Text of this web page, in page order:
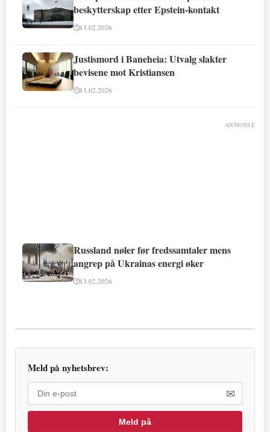
beskytterskap etter Epstein-kontakt
13.02.2026
Justismord i Baneheia: Utvalg slakter
bevisene mot Kristiansen
13.02.2026
ANNONSE
Russland nøler før fredssamtaler mens
angrep på Ukrainas energi øker
13.02.2026
Meld på nyhetsbrev:
✉
Meld på